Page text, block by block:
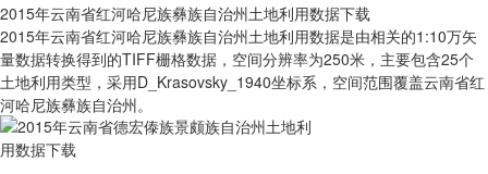
2015年云南省红河哈尼族彝族自治州土地利用数据下载
2015年云南省红河哈尼族彝族自治州土地利用数据是由相关的1:10万矢
量数据转换得到的TIFF栅格数据，空间分辨率为250米，主要包含25个
土地利用类型，采用D_Krasovsky_1940坐标系，空间范围覆盖云南省红
河哈尼族彝族自治州。